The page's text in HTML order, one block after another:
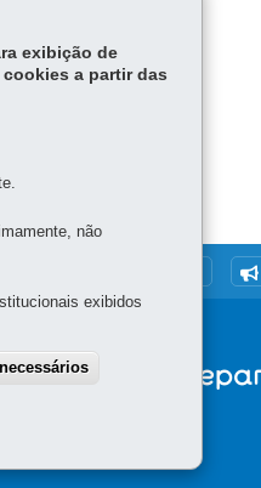
exibição de
a partir das
não
exibidos